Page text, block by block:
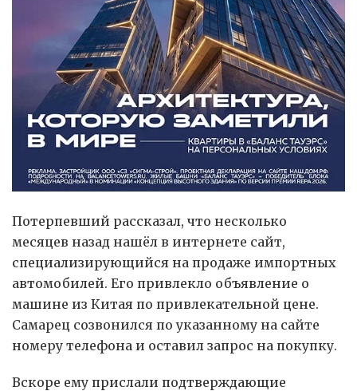
Потерпевший рассказал, что несколько
месяцев назад нашёл в интернете сайт,
специализирующийся на продаже импортных
автомобилей. Его привлекло объявление о
машине из Китая по привлекательной цене.
Самарец созвонился по указанному на сайте
номеру телефона и оставил запрос на покупку.
Вскоре ему прислали подтверждающие